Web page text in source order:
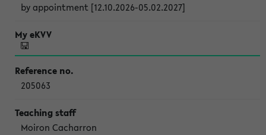
by appointment [12.10.2026-05.02.2027]
205063
Moiron Cacharron